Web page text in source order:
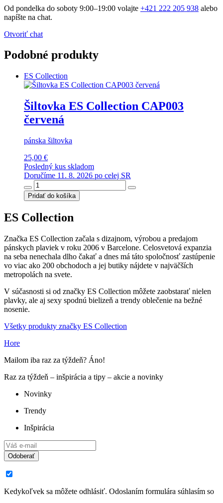
Od pondelka do soboty 9:00–19:00 volajte +421 222 205 938 alebo
napíšte na chat.
Otvoriť chat
Podobné produkty
ES Collection
Šiltovka ES Collection CAP003
červená
pánska šiltovka
25,00 €
Posledný kus skladom
Doručíme 11. 8. 2026 po celej SR
Pridať do košíka
ES Collection
Značka ES Collection začala s dizajnom, výrobou a predajom
pánskych plaviek v roku 2006 v Barcelone. Celosvetová expanzia
na seba nenechala dlho čakať a dnes má táto spoločnosť zastúpenie
vo viac ako 200 obchodoch a jej butiky nájdete v najväčších
metropolách na svete.
V súčasnosti si od značky ES Collection môžete zaobstarať nielen
plavky, ale aj sexy spodnú bielizeň a trendy oblečenie na bežné
nosenie.
Všetky produkty značky ES Collection
Hore
Mailom iba raz za týždeň? Áno!
Raz za týždeň – inšpirácia a tipy – akcie a novinky
Novinky
Trendy
Inšpirácia
Odoberať
Kedykoľvek sa môžete odhlásiť. Odoslaním formulára súhlasím so